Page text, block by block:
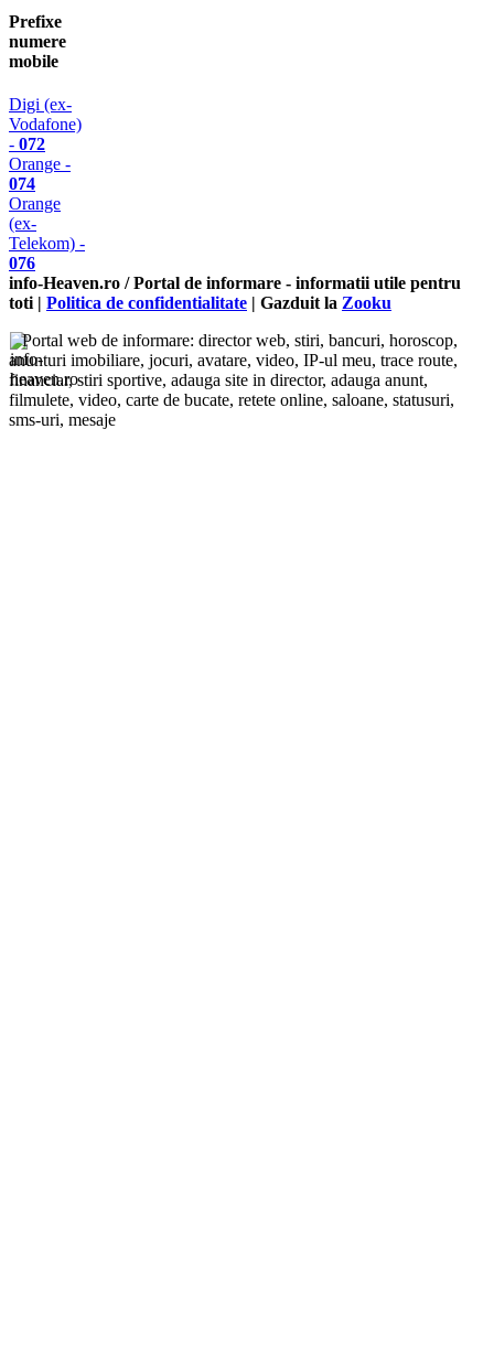
Prefixe
numere
mobile
Digi (ex-
Vodafone)
- 072
Orange -
074
Orange
(ex-
Telekom) -
076
info-Heaven.ro / Portal de informare - informatii utile pentru
toti | Politica de confidentialitate | Gazduit la Zooku
Portal web de informare: director web, stiri, bancuri, horoscop,
anunturi imobiliare, jocuri, avatare, video, IP-ul meu, trace route,
financiar, stiri sportive, adauga site in director, adauga anunt,
filmulete, video, carte de bucate, retete online, saloane, statusuri,
sms-uri, mesaje